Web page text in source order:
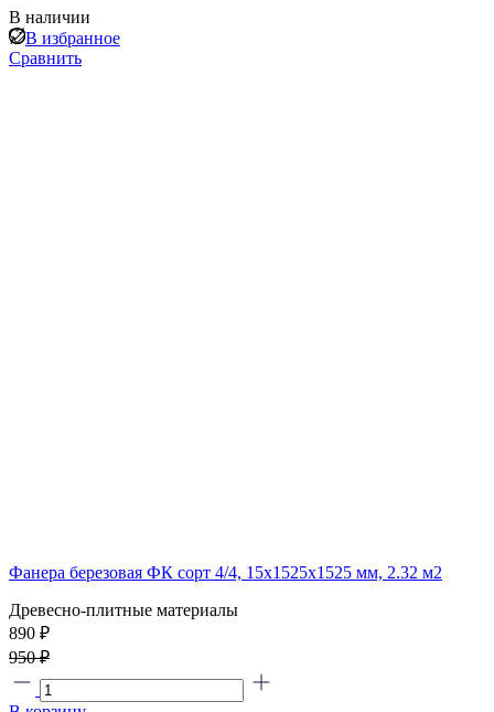
В наличии
В избранное
Сравнить
Фанера березовая ФК сорт 4/4, 15х1525х1525 мм, 2.32 м2
Древесно-плитные материалы
890 ₽
950 ₽